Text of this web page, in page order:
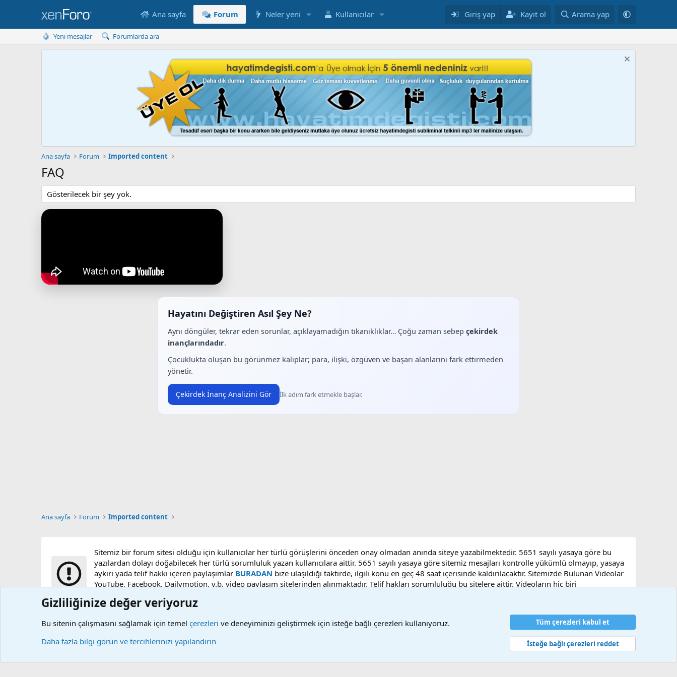
Ana sayfa Forum Neler yeni Kullanıcılar Giriş yap Kayıt ol Arama yap
Yeni mesajlar Forumlarda ara
Ana sayfa Forum Imported content
FAQ
Gösterilecek bir şey yok.
Hayatını Değiştiren Asıl Şey Ne?
Aynı döngüler, tekrar eden sorunlar, açıklayamadığın tıkanıklıklar… Çoğu zaman sebep çekirdek
inançlarındadır.
Çocuklukta oluşan bu görünmez kalıplar; para, ilişki, özgüven ve başarı alanlarını fark ettirmeden
yönetir.
Çekirdek İnanç Analizini Gör İlk adım fark etmekle başlar.
Ana sayfa Forum Imported content
Sitemiz bir forum sitesi olduğu için kullanıcılar her türlü görüşlerini önceden onay olmadan anında siteye yazabilmektedir. 5651 sayılı yasaya göre bu
yazılardan dolayı doğabilecek her türlü sorumluluk yazan kullanıcılara aittir. 5651 sayılı yasaya göre sitemiz mesajları kontrolle yükümlü olmayıp, yasaya
aykırı yada telif hakkı içeren paylaşımlar BURADAN bize ulaşıldığı taktirde, ilgili konu en geç 48 saat içerisinde kaldırılacaktır. Sitemizde Bulunan Videolar
YouTube, Facebook, Dailymotion, v.b. video paylaşım sitelerinden alınmaktadır. Telif hakları sorumluluğu bu sitelere aittir. Videoların hiç biri
Çerezler Bize ulaşın Şartlar ve kurallar Gizlilik politikası Yardım Ana sayfa
Gizliliğinize değer veriyoruz
Bu sitenin çalışmasını sağlamak için temel çerezleri ve deneyiminizi geliştirmek için isteğe bağlı çerezleri kullanıyoruz.
Daha fazla bilgi görün ve tercihlerinizi yapılandırın
Tüm çerezleri kabul et
İsteğe bağlı çerezleri reddet